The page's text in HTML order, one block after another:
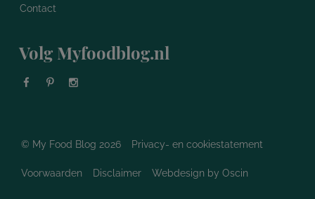
Contact
Volg Myfoodblog.nl
© My Food Blog 2026 Privacy- en cookiestatement
Voorwaarden Disclaimer Webdesign by Oscin